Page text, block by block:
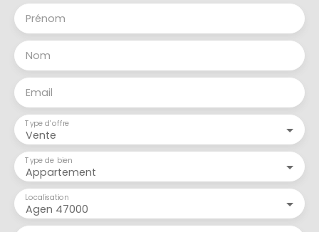
Prénom
Nom
Email
Vente
Type d'offre
Appartement
Type de bien
Agen 47000
Localisation